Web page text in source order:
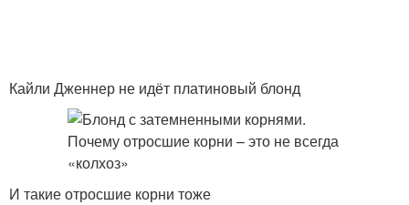
Кайли Дженнер не идёт платиновый блонд
И такие отросшие корни тоже